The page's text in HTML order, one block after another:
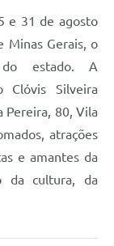
e 31 de agosto
Minas Gerais, o
estado. A
Clóvis Silveira
Pereira, 80, Vila
atrações
e amantes da
da cultura, da